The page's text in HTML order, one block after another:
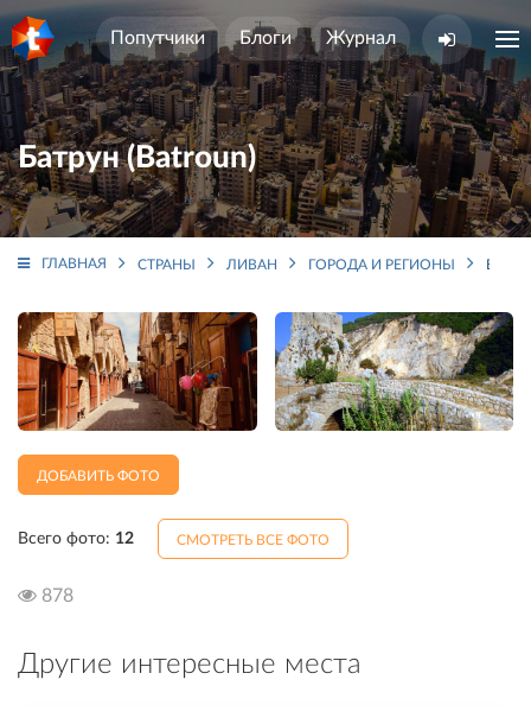
Попутчики Блоги Журнал
Батрун (Batroun)
ГЛАВНАЯ СТРАНЫ ЛИВАН ГОРОДА И РЕГИОНЫ
ДОБАВИТЬ ФОТО
Всего фото: 12 СМОТРЕТЬ ВСЕ ФОТО
878
Другие интересные места